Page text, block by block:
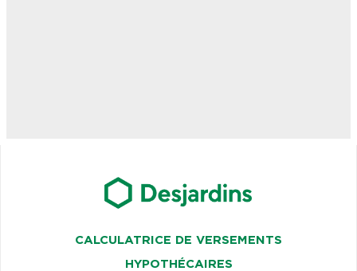
CALCULATRICE DE VERSEMENTS
HYPOTHÉCAIRES